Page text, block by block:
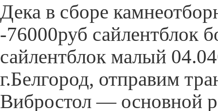
Дека в сборе
-76000руб сайлентблок
сайлентблок малый
г.Белгород, отправим
Вибростол — основной